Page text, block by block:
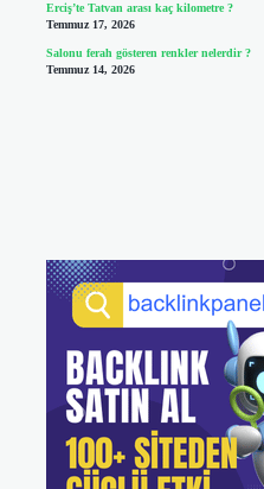
Erciş’te Tatvan arası kaç kilometre ?
Temmuz 17, 2026
Salonu ferah gösteren renkler nelerdir ?
Temmuz 14, 2026